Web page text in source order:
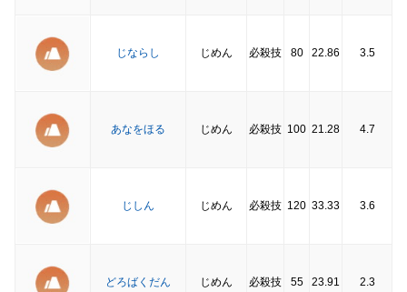
じならし じめん 必殺技 80 22.86 3.5
あなをほる じめん 必殺技 100 21.28 4.7
じしん じめん 必殺技 120 33.33 3.6
どろばくだん じめん 必殺技 55 23.91 2.3